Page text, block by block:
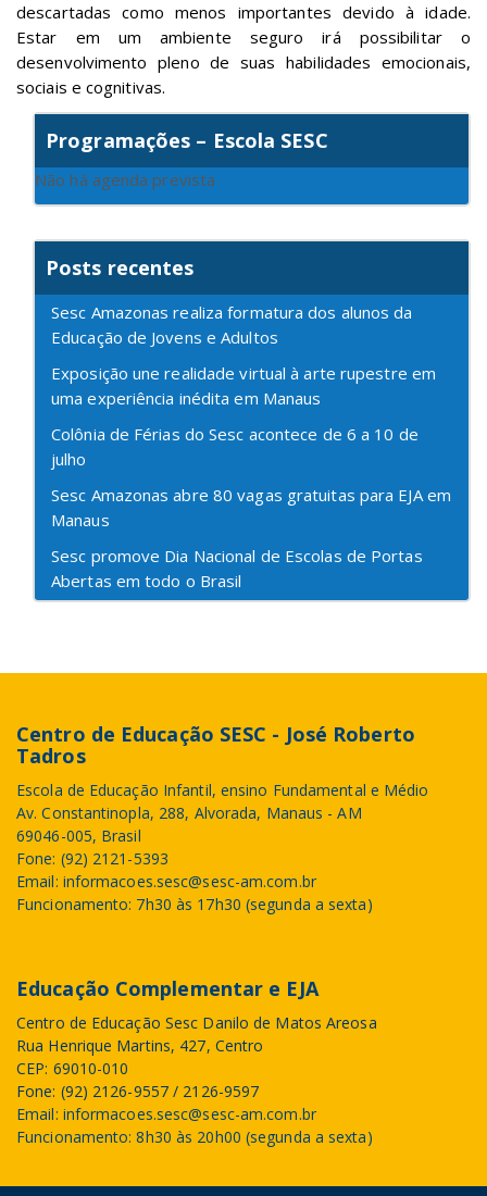
descartadas como menos importantes devido à idade.
Estar em um ambiente seguro irá possibilitar o
desenvolvimento pleno de suas habilidades emocionais,
sociais e cognitivas.
Programações – Escola SESC
Não há agenda prevista
Posts recentes
Sesc Amazonas realiza formatura dos alunos da
Educação de Jovens e Adultos
Exposição une realidade virtual à arte rupestre em
uma experiência inédita em Manaus
Colônia de Férias do Sesc acontece de 6 a 10 de
julho
Sesc Amazonas abre 80 vagas gratuitas para EJA em
Manaus
Sesc promove Dia Nacional de Escolas de Portas
Abertas em todo o Brasil
Centro de Educação SESC - José Roberto
Tadros
Escola de Educação Infantil, ensino Fundamental e Médio
Av. Constantinopla, 288, Alvorada, Manaus - AM
69046-005, Brasil
Fone: (92) 2121-5393
Email: informacoes.sesc@sesc-am.com.br
Funcionamento: 7h30 às 17h30 (segunda a sexta)
Educação Complementar e EJA
Centro de Educação Sesc Danilo de Matos Areosa
Rua Henrique Martins, 427, Centro
CEP: 69010-010
Fone: (92) 2126-9557 / 2126-9597
Email: informacoes.sesc@sesc-am.com.br
Funcionamento: 8h30 às 20h00 (segunda a sexta)